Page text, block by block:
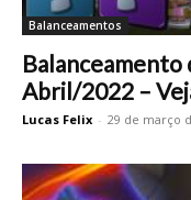
Balanceamentos
Balanceamento
Abril/2022 –
Lucas Felix - 29 de março